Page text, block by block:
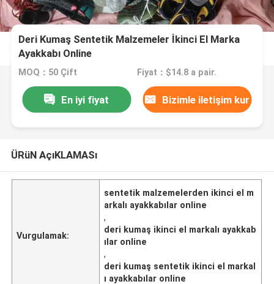
Deri Kumaş Sentetik Malzemeler İkinci El Marka
Ayakkabı Online
MOQ：50 Çift Fiyat：$14.8 a pair.
En iyi fiyat Bizimle iletişim kur
ÜRüN AçıKLAMASı
Vurgulamak:
sentetik malzemelerden ikinci el m
arkalı ayakkabılar online
,
deri kumaş ikinci el markalı ayakkab
ılar online
,
deri kumaş sentetik ikinci el markal
ı ayakkabılar online